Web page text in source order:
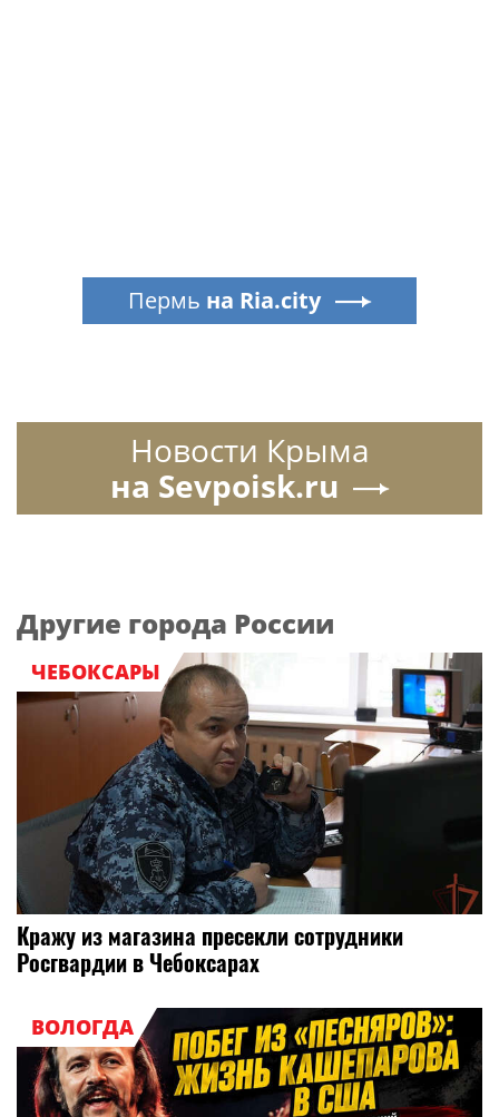
Пермь на Ria.city
Новости Крыма
на Sevpoisk.ru
Другие города России
ЧЕБОКСАРЫ
Кражу из магазина пресекли сотрудники
Росгвардии в Чебоксарах
ВОЛОГДА